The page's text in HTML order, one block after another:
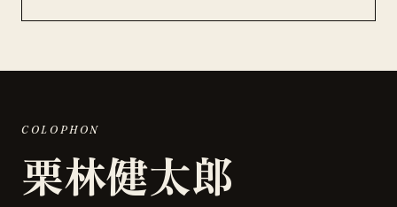
COLOPHON
栗林健太郎